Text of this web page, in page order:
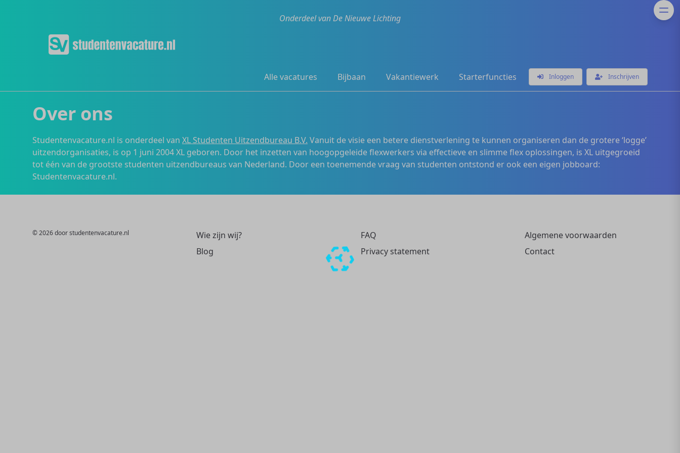
Onderdeel van De Nieuwe Lichting
Alle vacatures Bijbaan Vakantiewerk Starterfuncties Inloggen Inschrijven
Over ons
Studentenvacature.nl is onderdeel van XL Studenten Uitzendbureau B.V. Vanuit de visie een betere dienstverlening te kunnen organiseren dan de grotere ‘logge’
uitzendorganisaties, is op 1 juni 2004 XL geboren. Door het inzetten van hoogopgeleide flexwerkers via effectieve en slimme flex oplossingen, is XL uitgegroeid
tot één van de grootste studenten uitzendbureaus van Nederland. Door een toenemende vraag van studenten ontstond er ook een eigen jobboard:
Studentenvacature.nl.
© 2026 door studentenvacature.nl
Wie zijn wij?
Blog
FAQ
Privacy statement
Algemene voorwaarden
Contact